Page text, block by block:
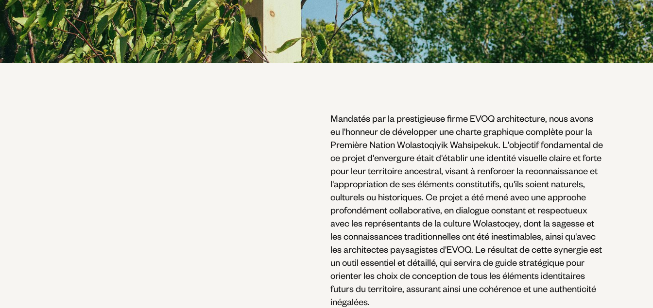
Mandatés par la prestigieuse firme EVOQ architecture, nous avons
eu l'honneur de développer une charte graphique complète pour la
Première Nation Wolastoqiyik Wahsipekuk. L'objectif fondamental de
ce projet d'envergure était d'établir une identité visuelle claire et forte
pour leur territoire ancestral, visant à renforcer la reconnaissance et
l'appropriation de ses éléments constitutifs, qu'ils soient naturels,
culturels ou historiques. Ce projet a été mené avec une approche
profondément collaborative, en dialogue constant et respectueux
avec les représentants de la culture Wolastoqey, dont la sagesse et
les connaissances traditionnelles ont été inestimables, ainsi qu'avec
les architectes paysagistes d'EVOQ. Le résultat de cette synergie est
un outil essentiel et détaillé, qui servira de guide stratégique pour
orienter les choix de conception de tous les éléments identitaires
futurs du territoire, assurant ainsi une cohérence et une authenticité
inégalées.